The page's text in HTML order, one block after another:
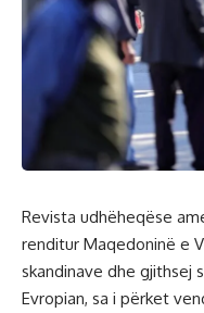
Revista udhëheqëse
renditur Maqedoninë e
skandinave dhe gjithsej
Evropian, sa i përket